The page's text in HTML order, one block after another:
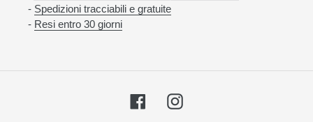
- Spedizioni tracciabili e gratuite
- Resi entro 30 giorni
FacebookInstagram